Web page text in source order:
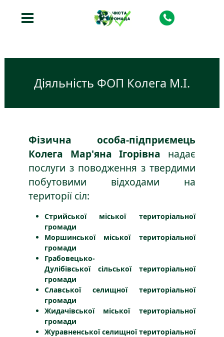
Діяльність ФОП Колега М.І.
Фізична особа-підприємець
Колега Мар'яна Ігорівна надає
послуги з поводження з твердими
побутовими відходами на
території сіл:
Стрийської міської територіальної
громади
Моршинської міської територіальної
громади
Грабовецько-
Дулібівської сільської територіальної
громади
Славської селищної територіальної
громади
Жидачівської міської територіальної
громади
Журавненської селищної територіальної